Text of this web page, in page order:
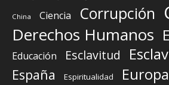
China Ciencia Corrupción
Derechos Humanos
Educación Esclavitud
España Espiritualidad Europa